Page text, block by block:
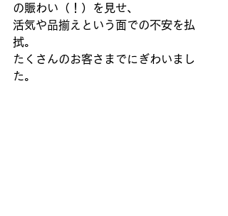
の賑わい（！）を見せ、
活気や品揃えという面での不安を払
拭。
たくさんのお客さまでにぎわいまし
た。